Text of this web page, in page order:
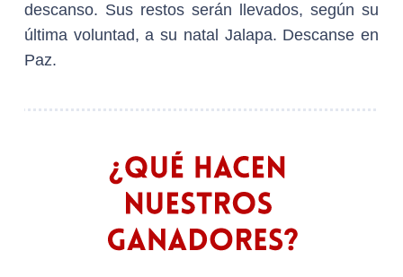
descanso. Sus restos serán llevados, según su
última voluntad, a su natal Jalapa. Descanse en
Paz.